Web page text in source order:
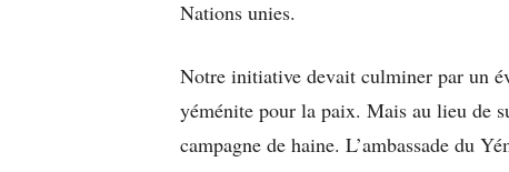
Nations unies.
Notre initiative devait culminer par un
yéménite pour la paix. Mais au lieu de
campagne de haine. L’ambassade du